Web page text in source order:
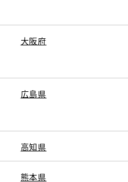
大阪府
広島県
高知県
熊本県
TOYOTA SHARE
トヨタのau/UQ
リコール情報